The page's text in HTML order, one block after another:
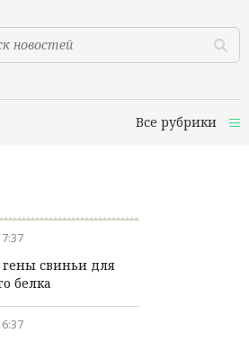
Все рубрики
свиньи для
белка